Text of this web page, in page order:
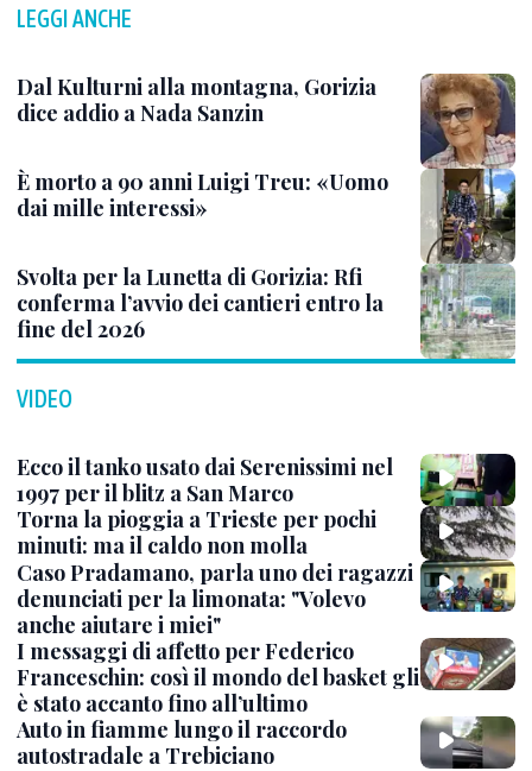
LEGGI ANCHE
Dal Kulturni alla montagna, Gorizia
dice addio a Nada Sanzin
È morto a 90 anni Luigi Treu: «Uomo
dai mille interessi»
Svolta per la Lunetta di Gorizia: Rfi
conferma l’avvio dei cantieri entro la
fine del 2026
VIDEO
Ecco il tanko usato dai Serenissimi nel
1997 per il blitz a San Marco
Torna la pioggia a Trieste per pochi
minuti: ma il caldo non molla
Caso Pradamano, parla uno dei ragazzi
denunciati per la limonata: "Volevo
anche aiutare i miei"
I messaggi di affetto per Federico
Franceschin: così il mondo del basket gli
è stato accanto fino all’ultimo
Auto in fiamme lungo il raccordo
autostradale a Trebiciano